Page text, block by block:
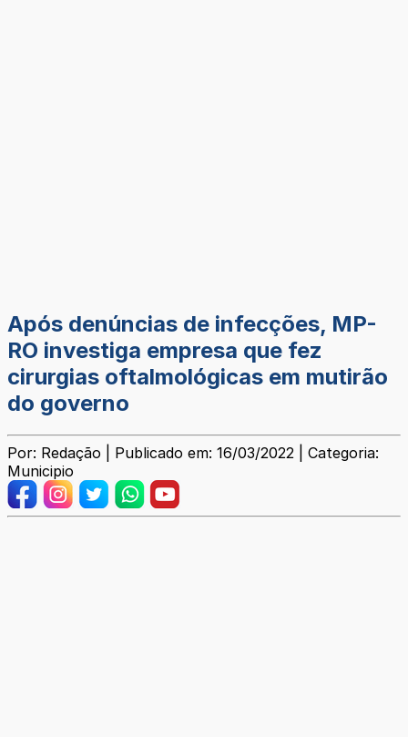
Após denúncias de infecções, MP-
RO investiga empresa que fez
cirurgias oftalmológicas em mutirão
do governo
Por: Redação | Publicado em: 16/03/2022 | Categoria:
Municipio